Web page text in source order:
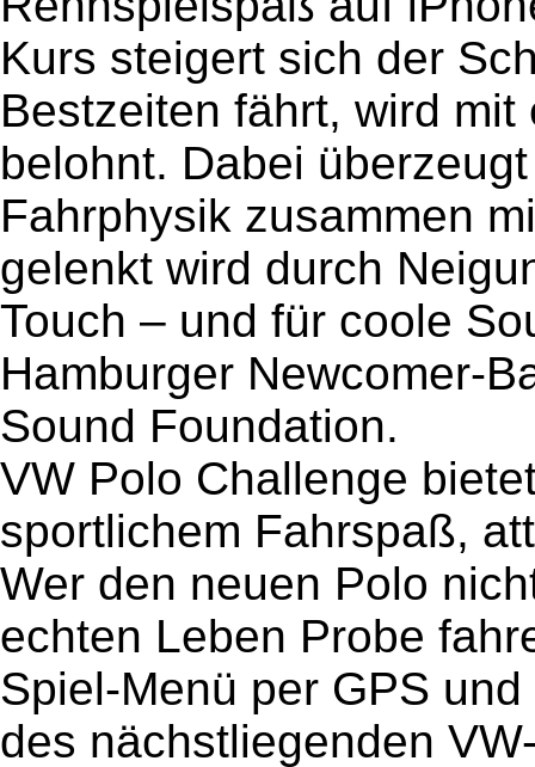
Kurs steigert sich der
Bestzeiten fährt, wird
belohnt. Dabei
Fahrphysik zusammen
gelenkt wird durch
Touch – und für coole
Hamburger Newcomer-
Sound Foundation.
VW Polo Challenge
sportlichem Fahrspaß,
Wer den neuen Polo
echten Leben Probe
Spiel-Menü per GPS
des nächstliegenden